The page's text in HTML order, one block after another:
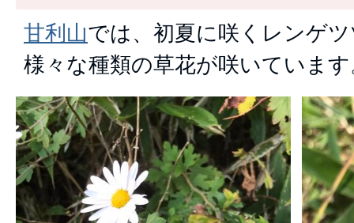
甘利山では、初夏に咲くレンゲ
様々な種類の草花が咲いていま